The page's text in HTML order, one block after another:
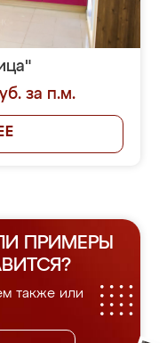
за п.м.
ПРИМЕРЫ
также или